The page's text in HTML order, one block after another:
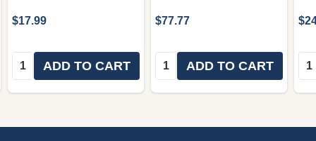
$17.99
Quantity:ADD TO CART
$77.77
Quantity:ADD TO CART